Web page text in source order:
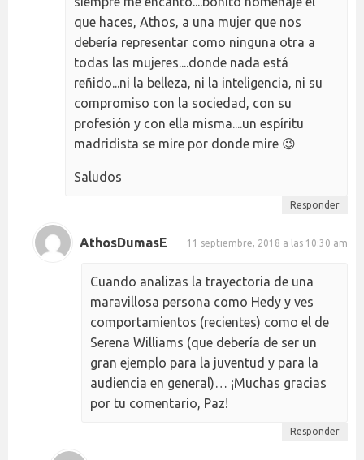
que haces, Athos, a una mujer que nos
debería representar como ninguna otra a
todas las mujeres....donde nada está
reñido...ni la belleza, ni la inteligencia, ni su
compromiso con la sociedad, con su
profesión y con ella misma....un espíritu
madridista se mire por donde mire 😉
Saludos
Responder
AthosDumasE 11 septiembre, 2018 a las 10:30 am
Cuando analizas la trayectoria de una
maravillosa persona como Hedy y ves
comportamientos (recientes) como el de
Serena Williams (que debería de ser un
gran ejemplo para la juventud y para la
audiencia en general)… ¡Muchas gracias
por tu comentario, Paz!
Responder